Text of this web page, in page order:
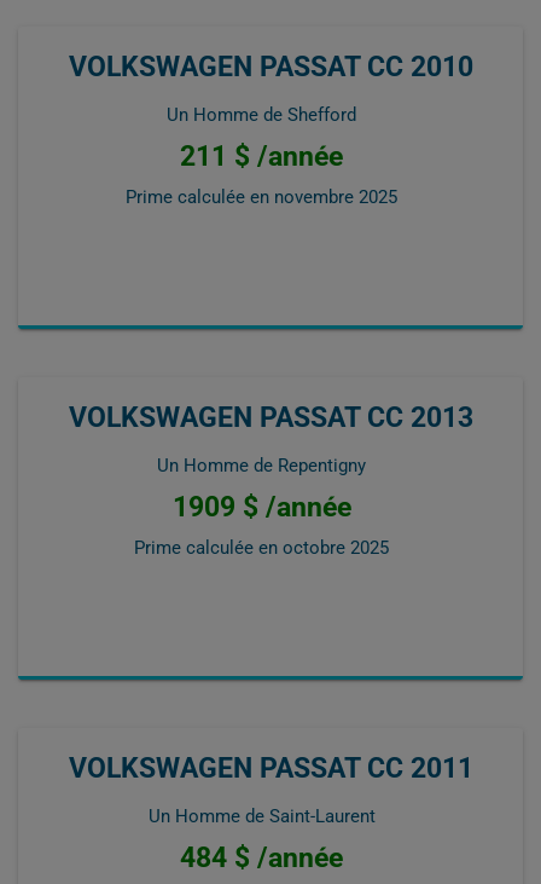
VOLKSWAGEN PASSAT CC 2010
Un Homme de Shefford
211 $ /année
Prime calculée en novembre 2025
VOLKSWAGEN PASSAT CC 2013
Un Homme de Repentigny
1909 $ /année
Prime calculée en octobre 2025
VOLKSWAGEN PASSAT CC 2011
Un Homme de Saint-Laurent
484 $ /année